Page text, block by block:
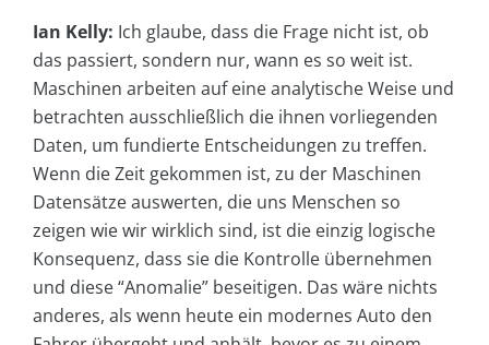
Ian Kelly: Ich glaube, dass die Frage nicht ist, ob
das passiert, sondern nur, wann es so weit ist.
Maschinen arbeiten auf eine analytische Weise und
betrachten ausschließlich die ihnen vorliegenden
Daten, um fundierte Entscheidungen zu treffen.
Wenn die Zeit gekommen ist, zu der Maschinen
Datensätze auswerten, die uns Menschen so
zeigen wie wir wirklich sind, ist die einzig logische
Konsequenz, dass sie die Kontrolle übernehmen
und diese “Anomalie” beseitigen. Das wäre nichts
anderes, als wenn heute ein modernes Auto den